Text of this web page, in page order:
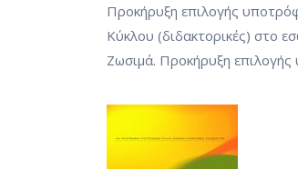
Προκήρυξη επιλογής
Κύκλου (διδακτορικές) στο
Ζωσιμά. Προκήρυξη